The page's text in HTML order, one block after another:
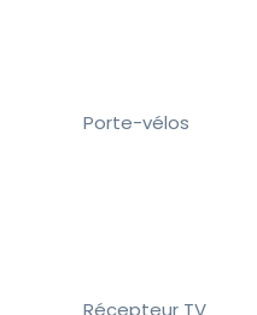
Porte-vélos
Récepteur TV